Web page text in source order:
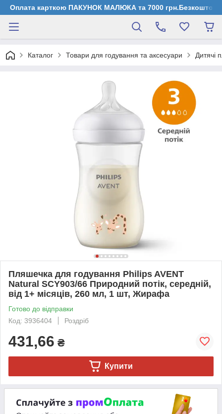
Оплата карткою ПАКУНОК МАЛЮКА та 7000 грн.Безкоштовна
Каталог Товари для годування та аксесуари Дитячі
Пляшечка для годування Philips AVENT
Natural SCY903/66 Природний потік, середній,
від 1+ місяців, 260 мл, 1 шт, Жирафа
Готово до відправки
Код: 3936404
Роздріб
431,66 ₴
Купити